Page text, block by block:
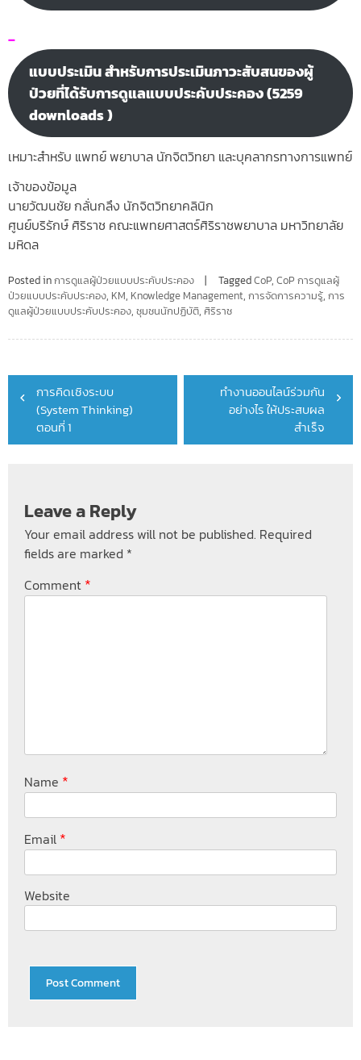
–
แบบประเมิน สำหรับการประเมินภาวะสับสนของผู้
ป่วยที่ได้รับการดูแลแบบประคับประคอง (5259
downloads )
เหมาะสำหรับ แพทย์ พยาบาล นักจิตวิทยา และบุคลากรทางการแพทย์
เจ้าของข้อมูล
นายวัฒนชัย กลั่นกลึง นักจิตวิทยาคลินิก
ศูนย์บริรักษ์ ศิริราช คณะแพทยศาสตร์ศิริราชพยาบาล มหาวิทยาลัย
มหิดล
Posted inการดูแลผู้ป่วยแบบประคับประคอง TaggedCoP, CoP การดูแลผู้
ป่วยแบบประคับประคอง, KM, Knowledge Management, การจัดการความรู้, การ
ดูแลผู้ป่วยแบบประคับประคอง, ชุมชนนักปฏิบัติ, ศิริราช
Post
navigation
การคิดเชิงระบบ
(System Thinking)
ตอนที่ 1
ทำงานออนไลน์ร่วมกัน
อย่างไร ให้ประสบผล
สำเร็จ
Leave a Reply
Your email address will not be published. Required
fields are marked *
Comment *
Name *
Email *
Website